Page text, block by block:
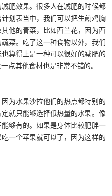
肥效果。很多人在减肥的时候都
划表当中，我们可以把生煎鸡胸
他的青菜，比如西兰花，因为西
菜。吃了这一种食物以外，我们
算得上是一种可以很好的减肥的
点其他食材也是非常不错的。
为水果沙拉他们的热点都特别的
就只能够选择低热量的水果。像
够有的。如果是身体比较肥胖一
一个苹果就可以了，因为这样的